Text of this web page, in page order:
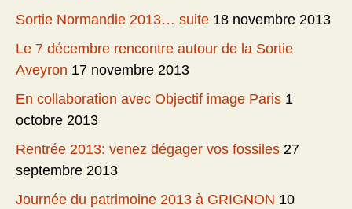
Sortie Normandie 2013… suite 18 novembre 2013
Le 7 décembre rencontre autour de la Sortie
Aveyron 17 novembre 2013
En collaboration avec Objectif image Paris 1
octobre 2013
Rentrée 2013: venez dégager vos fossiles 27
septembre 2013
Journée du patrimoine 2013 à GRIGNON 10